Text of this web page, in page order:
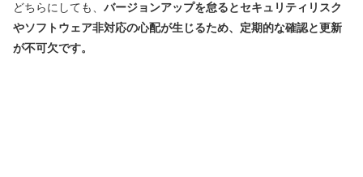
どちらにしても、 バージョンアップを怠るとセキュリティリスク
やソフトウェア非対応の心配が生じるため、定期的な確認と更新
が不可欠です。